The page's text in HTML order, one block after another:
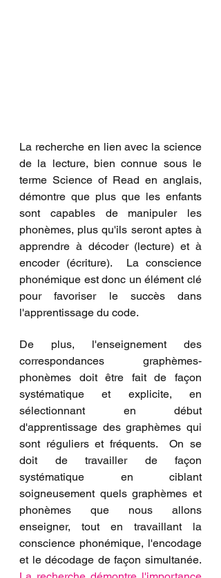
La recherche en lien avec la science
de la lecture, bien connue sous le
terme Science of Read en anglais,
démontre que plus que les enfants
sont capables de manipuler les
phonèmes, plus qu'ils seront aptes à
apprendre à décoder (lecture) et à
encoder (écriture).  La conscience
phonémique est donc un élément clé
pour favoriser le succès dans
l'apprentissage du code.
De plus, l'enseignement des
correspondances graphèmes-
phonèmes doit être fait de façon
systématique et explicite, en
sélectionnant en début
d'apprentissage des graphèmes qui
sont réguliers et fréquents.  On se
doit de travailler de façon
systématique en ciblant
soigneusement quels graphèmes et
phonèmes que nous allons
enseigner, tout en travaillant la
conscience phonémique, l'encodage